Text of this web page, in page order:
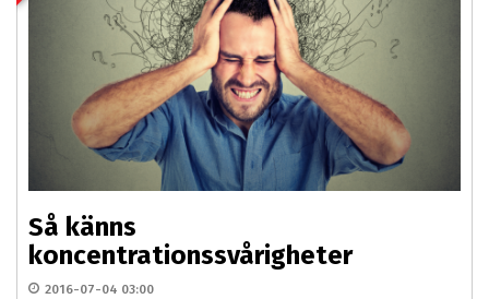
Så känns
koncentrationssvårigheter
2016-07-04 03:00